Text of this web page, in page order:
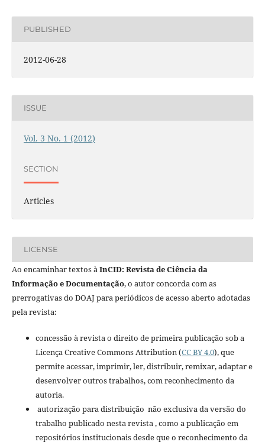
PUBLISHED
2012-06-28
ISSUE
Vol. 3 No. 1 (2012)
SECTION
Articles
LICENSE
Ao encaminhar textos àInCID: Revista de Ciência da
Informação e Documentação, o autor concorda com as
prerrogativas do DOAJ para periódicos de acesso aberto adotadas
pela revista:
concessão à revista o direito de primeira publicação sob a
Licença Creative Commons Attribution (CC BY 4.0), que
permite acessar, imprimir, ler, distribuir, remixar, adaptar e
desenvolver outros trabalhos, com reconhecimento da
autoria.
autorização para distribuição não exclusiva da versão do
trabalho publicado nesta revista , como a publicação em
repositórios institucionais desde que o reconhecimento da